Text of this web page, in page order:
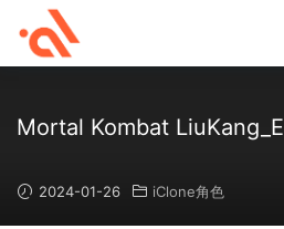
Mortal Kombat LiuKang_E
2024-01-26 iClone角色